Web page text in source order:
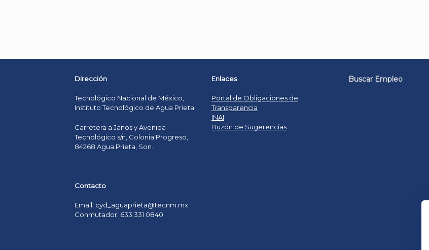
Dirección
Tecnológico Nacional de México,
Instituto Tecnológico de Agua Prieta
Carretera a Janos y Avenida
Tecnológico s/n, Colonia Progreso,
84268 Agua Prieta, Son.
Contacto
Email: cyd_aguaprieta@tecnm.mx
Conmutador: 633 331 0840
Enlaces
Portal de Obligaciones de
Transparencia
INAI
Buzón de Sugerencias
Buscar Empleo